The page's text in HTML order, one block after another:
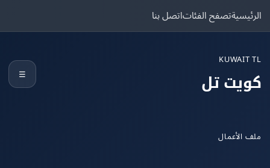
تصفح الفئاتاتصل بنا
تل